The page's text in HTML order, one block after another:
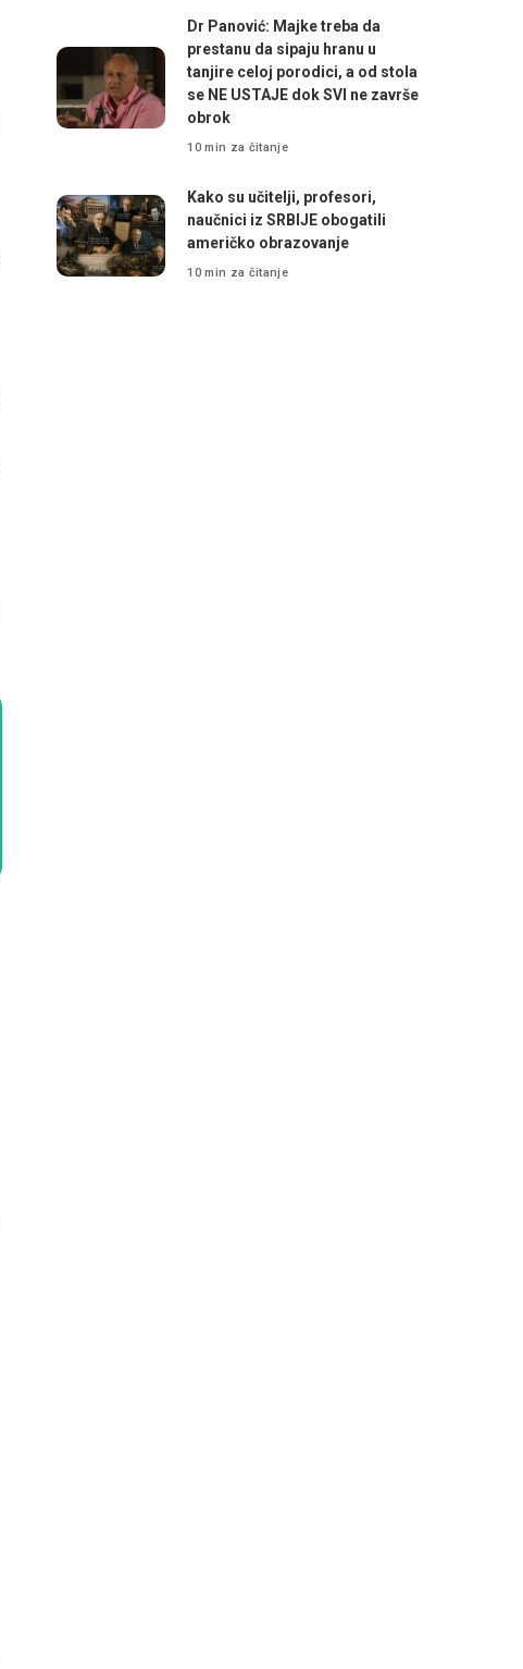
Dr Panović: Majke treba da
prestanu da sipaju hranu u
tanjire celoj porodici, a od stola
se NE USTAJE dok SVI ne završe
obrok
10 min za čitanje
Kako su učitelji, profesori,
naučnici iz SRBIJE obogatili
američko obrazovanje
10 min za čitanje